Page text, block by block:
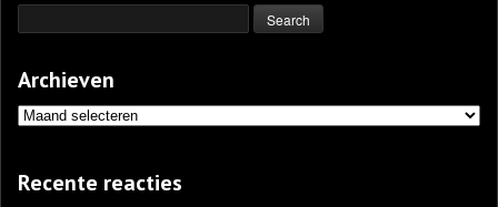
Archieven
Archieven
Recente reacties